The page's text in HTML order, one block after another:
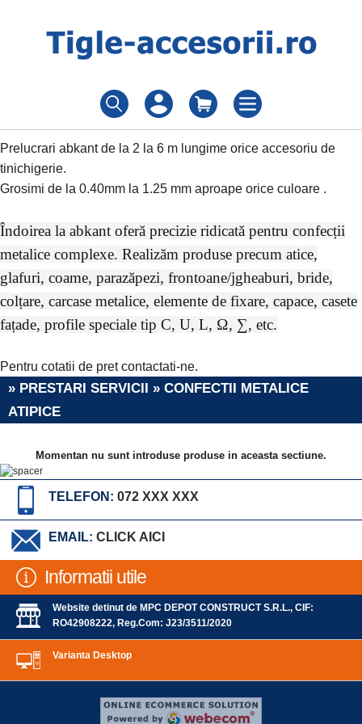
Prelucrari abkant de la 2 la 6 m lungime orice accesoriu de
tinichigerie.
Grosimi de la 0.40mm la 1.25 mm aproape orice culoare .
Îndoirea la abkant oferă precizie ridicată pentru confecții
metalice complexe. Realizăm produse precum atice,
glafuri, coame, parazăpezi, frontoane/jgheaburi, bride,
colțare, carcase metalice, elemente de fixare, capace, casete
fațade, profile speciale tip C, U, L, Ω, ∑, etc.
Pentru cotatii de pret contactati-ne.
» PRESTARI SERVICII » CONFECTII METALICE
ATIPICE
Momentan nu sunt introduse produse in aceasta sectiune.
TELEFON: 072 XXX XXX
EMAIL: CLICK AICI
Informatii utile
Website detinut de MPC DEPOT CONSTRUCT S.R.L., CIF:
RO42908222, Reg.Com: J23/3511/2020
Varianta Desktop